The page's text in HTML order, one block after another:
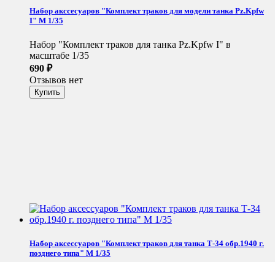
Набор акссесуаров "Комплект траков для модели танка Pz.Kpfw
I" М 1/35
Набор "Комплект траков для танка Pz.Kpfw I" в
масштабе 1/35
690 ₽
Отзывов нет
Набор аксессуаров "Комплект траков для танка Т-34 обр.1940 г.
позднего типа" М 1/35